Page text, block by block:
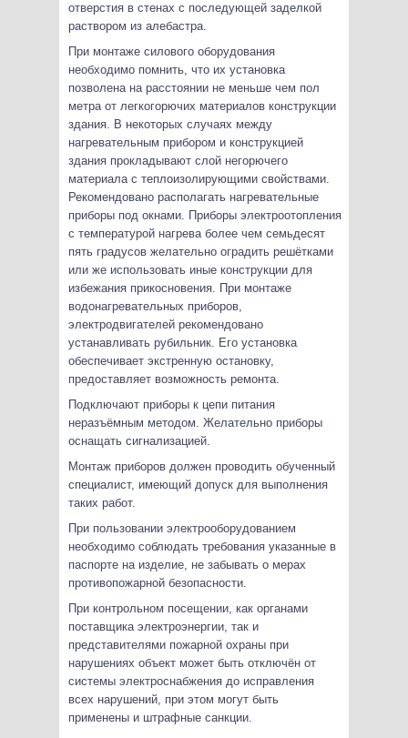
отверстия в стенах с последующей заделкой
раствором из алебастра.
При монтаже силового оборудования
необходимо помнить, что их установка
позволена на расстоянии не меньше чем пол
метра от легкогорючих материалов конструкции
здания. В некоторых случаях между
нагревательным прибором и конструкцией
здания прокладывают слой негорючего
материала с теплоизолирующими свойствами.
Рекомендовано располагать нагревательные
приборы под окнами. Приборы электроотопления
с температурой нагрева более чем семьдесят
пять градусов желательно оградить решётками
или же использовать иные конструкции для
избежания прикосновения. При монтаже
водонагревательных приборов,
электродвигателей рекомендовано
устанавливать рубильник. Его установка
обеспечивает экстренную остановку,
предоставляет возможность ремонта.
Подключают приборы к цепи питания
неразъёмным методом. Желательно приборы
оснащать сигнализацией.
Монтаж приборов должен проводить обученный
специалист, имеющий допуск для выполнения
таких работ.
При пользовании электрооборудованием
необходимо соблюдать требования указанные в
паспорте на изделие, не забывать о мерах
противопожарной безопасности.
При контрольном посещении, как органами
поставщика электроэнергии, так и
представителями пожарной охраны при
нарушениях объект может быть отключён от
системы электроснабжения до исправления
всех нарушений, при этом могут быть
применены и штрафные санкции.